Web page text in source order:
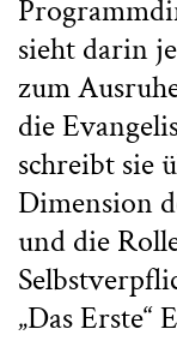
sieht darin
zum
die
schreibt sie
Dimension
und die
„Das Erste“